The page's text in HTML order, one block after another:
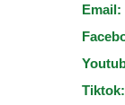
Email: